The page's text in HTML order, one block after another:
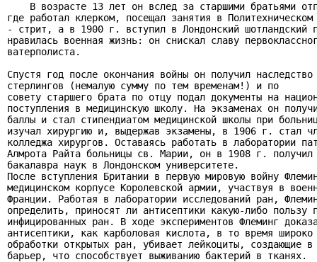
В возрасте 13 лет он вслед за старшими братьями
где работал клерком, посещал занятия в
- стрит, а в 1900 г. вступил в Лондонский шотландский
нравилась военная жизнь: он снискал славу
ватерполиста.
Спустя год после окончания войны он получил
стерлингов (немалую сумму по тем временам!) и по
совету старшего брата по отцу подал документы на
поступления в медицинскую школу. На экзаменах он
баллы и стал стипендиатом медицинской школы при
изучал хирургию и, выдержав экзамены, в 1906 г. стал
колледжа хирургов. Оставаясь работать в лаборатории
Алмрота Райта больницы св. Марии, он в 1908 г. получил
бакалавра наук в Лондонском университете.
После вступления Британии в первую мировую войну
медицинском корпусе Королевской армии, участвуя в
Франции. Работая в лаборатории исследований ран,
определить, приносят ли антисептики какую-либо пользу
инфицированных ран. В ходе экспериментов Флеминг
антисептики, как карболовая кислота, в то время широко
обработки открытых ран, убивает лейкоциты, создающие в
барьер, что способствует выживанию бактерий в тканях.